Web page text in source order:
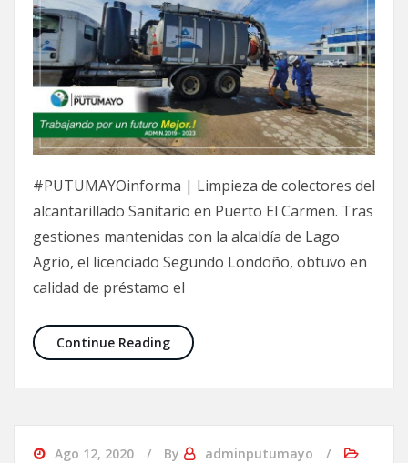
#PUTUMAYOinforma | Limpieza de colectores del
alcantarillado Sanitario en Puerto El Carmen. Tras
gestiones mantenidas con la alcaldía de Lago
Agrio, el licenciado Segundo Londoño, obtuvo en
calidad de préstamo el
Continue Reading
Ago 12, 2020 By
adminputumayo